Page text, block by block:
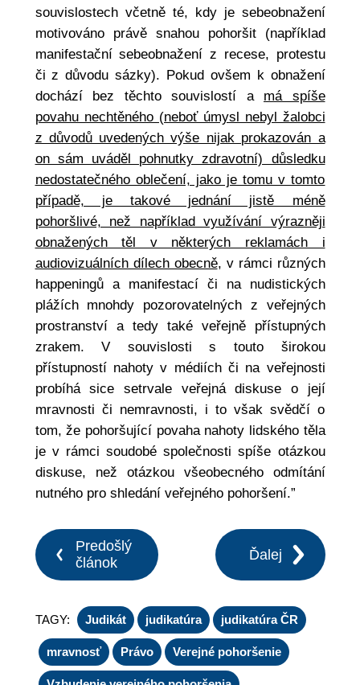
souvislostech včetně té, kdy je sebeobnažení
motivováno právě snahou pohoršit (například
manifestační sebeobnažení z recese, protestu
či z důvodu sázky). Pokud ovšem k obnažení
dochází bez těchto souvislostí a má spíše
povahu nechtěného (neboť úmysl nebyl žalobci
z důvodů uvedených výše nijak prokazován a
on sám uváděl pohnutky zdravotní) důsledku
nedostatečného oblečení, jako je tomu v tomto
případě, je takové jednání jistě méně
pohoršlivé, než například využívání výrazněji
obnažených těl v některých reklamách i
audiovizuálních dílech obecně, v rámci různých
happeningů a manifestací či na nudistických
plážích mnohdy pozorovatelných z veřejných
prostranství a tedy také veřejně přístupných
zrakem. V souvislosti s touto širokou
přístupností nahoty v médiích či na veřejnosti
probíhá sice setrvale veřejná diskuse o její
mravnosti či nemravnosti, i to však svědčí o
tom, že pohoršující povaha nahoty lidského těla
je v rámci soudobé společnosti spíše otázkou
diskuse, než otázkou všeobecného odmítání
nutného pro shledání veřejného pohoršení.”
Predošlý
článok
Ďalej
TAGY: Judikát judikatúra judikatúra ČR
mravnosť Právo Verejné pohoršenie